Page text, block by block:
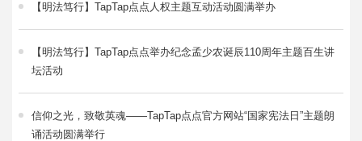
【明法笃行】TapTap点点人权主题互动活动圆满举办
【明法笃行】TapTap点点举办纪念孟少农诞辰110周年主题百生讲
坛活动
信仰之光，致敬英魂——TapTap点点官方网站“国家宪法日”主题朗
诵活动圆满举行